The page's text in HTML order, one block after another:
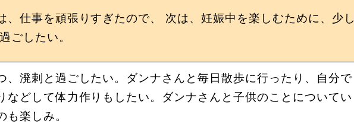
、仕事を頑張りすぎたので、 次は、妊娠中を楽しむために、少し
ごしたい。
、溌剌と過ごしたい。ダンナさんと毎日散歩に行ったり、自分で
などして体力作りもしたい。ダンナさんと子供のことについてい
楽しみ。